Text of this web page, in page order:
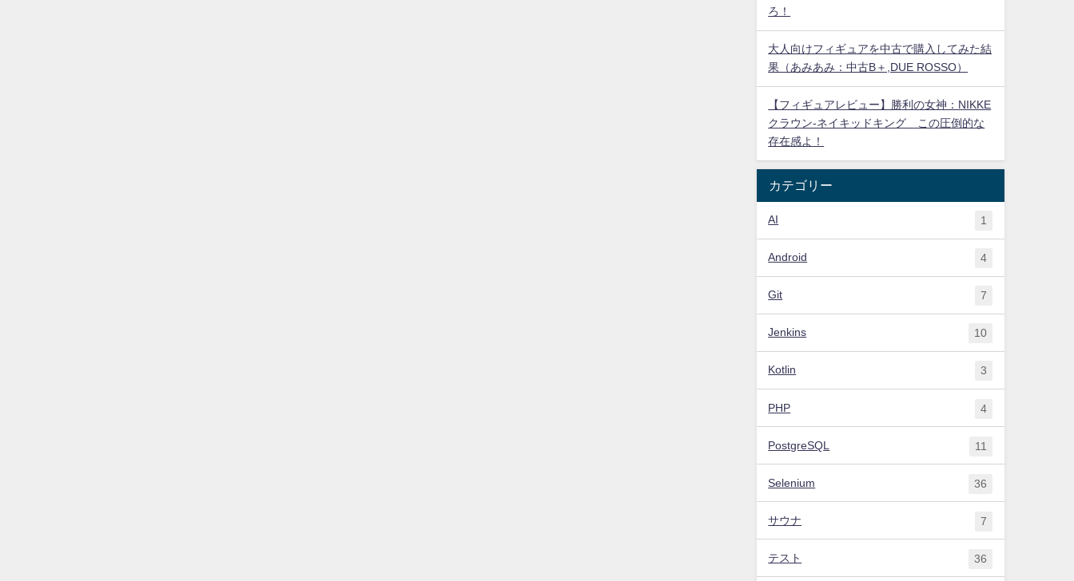
ろ！
大人向けフィギュアを中古で購入してみた結
果（あみあみ：中古B＋,DUE ROSSO）
【フィギュアレビュー】勝利の女神：NIKKE
クラウン-ネイキッドキング この圧倒的な
存在感よ！
カテゴリー
AI 1
Android 4
Git 7
Jenkins 10
Kotlin 3
PHP 4
PostgreSQL 11
Selenium 36
サウナ 7
テスト 36